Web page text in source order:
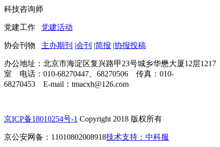
科技咨询师
党建工作 党建活动
协会刊物 主办期刊 |会刊 |简报 |协报投稿
办公地址：北京市海淀区复兴路甲23号城乡华懋大厦12层1217
室 电话：010-68270447、68270506 传真：010-
68270453 E-mail：tmacxh@126.com
京ICP备18010254号-1 Copyright 2018 版权所有
京公安网备：11010802008918技术支持：中科服